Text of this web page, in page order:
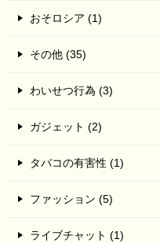
おそロシア (1)
その他 (35)
わいせつ行為 (3)
ガジェット (2)
タバコの有害性 (1)
ファッション (5)
ライブチャット (1)